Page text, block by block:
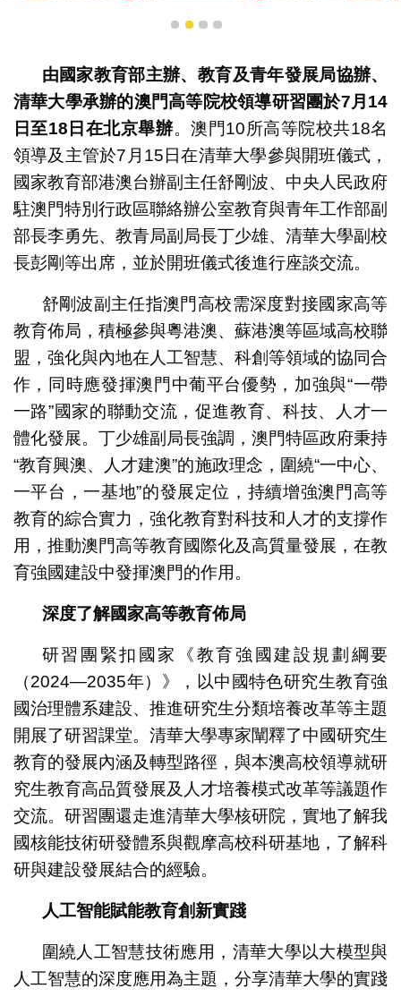
舒剛波副主任與研習團進行座談交流
1 2 3 4
由國家教育部主辦、教育及青年發展局協辦、
清華大學承辦的澳門高等院校領導研習團於7月 14
日至18 日在北京舉辦。澳門10所高等院校共18名
領導及主管於7月15日在清華大學參與開班儀式，
國家教育部港澳台辦副主任舒剛波、中央人民政府
駐澳門特別行政區聯絡辦公室教育與青年工作部副
部長李勇先、教青局副局長丁少雄、清華大學副校
長彭剛等出席，並於開班儀式後進行座談交流。
舒剛波副主任指澳門高校需深度對接國家高等
教育佈局，積極參與粵港澳、蘇港澳等區域高校聯
盟，強化與內地在人工智慧、科創等領域的協同合
作，同時應發揮澳門中葡平台優勢，加強與“一帶
一路”國家的聯動交流，促進教育、科技、人才一
體化發展。丁少雄副局長強調，澳門特區政府秉持
“教育興澳、人才建澳”的施政理念，圍繞“一中心、
一平台，一基地”的發展定位，持續增強澳門高等
教育的綜合實力，強化教育對科技和人才的支撐作
用，推動澳門高等教育國際化及高質量發展，在教
育強國建設中發揮澳門的作用。
深度了解國家高等教育佈局
研習團緊扣國家《教育強國建設規劃綱要
（2024—2035年）》，以中國特色研究生教育強
國治理體系建設、推進研究生分類培養改革等主題
開展了研習課堂。清華大學專家闡釋了中國研究生
教育的發展內涵及轉型路徑，與本澳高校領導就研
究生教育高品質發展及人才培養模式改革等議題作
交流。研習團還走進清華大學核研院，實地了解我
國核能技術研發體系與觀摩高校科研基地，了解科
研與建設發展結合的經驗。
人工智能賦能教育創新實踐
圍繞人工智慧技術應用，清華大學以大模型與
人工智慧的深度應用為主題，分享清華大學的實踐